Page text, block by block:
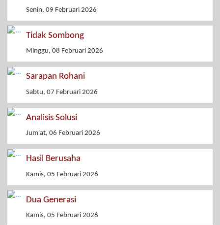
Senin, 09 Februari 2026
Tidak Sombong
Minggu, 08 Februari 2026
Sarapan Rohani
Sabtu, 07 Februari 2026
Analisis Solusi
Jum'at, 06 Februari 2026
Hasil Berusaha
Kamis, 05 Februari 2026
Dua Generasi
Kamis, 05 Februari 2026